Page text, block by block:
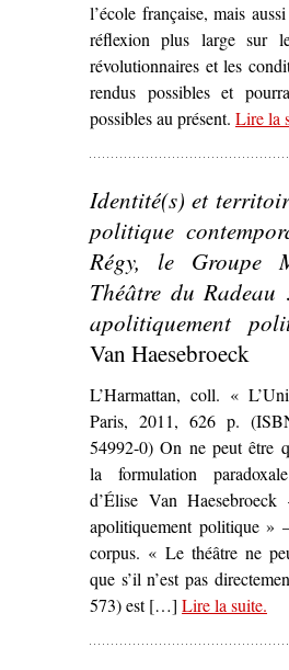
l’école française, mais
réflexion plus large sur
révolutionnaires et les
rendus possibles et
possibles au présent. Lire la
Identité(s) et
politique
Régy, le Groupe
Théâtre du
apolitiquement
Van Haesebroeck
L’Harmattan, coll. «
Paris, 2011, 626 p.
54992-0) On ne peut être
la formulation
d’Élise Van
apolitiquement politique »
corpus. « Le théâtre ne
que s’il n’est pas
573) est […] Lire la suite– ‘
.